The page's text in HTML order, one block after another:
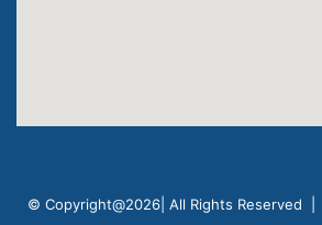
© Copyright@2026| All Rights Reserved |